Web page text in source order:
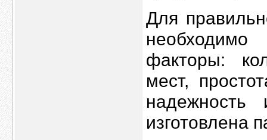
Для
необходимо
факторы:
мест,
изготовлена